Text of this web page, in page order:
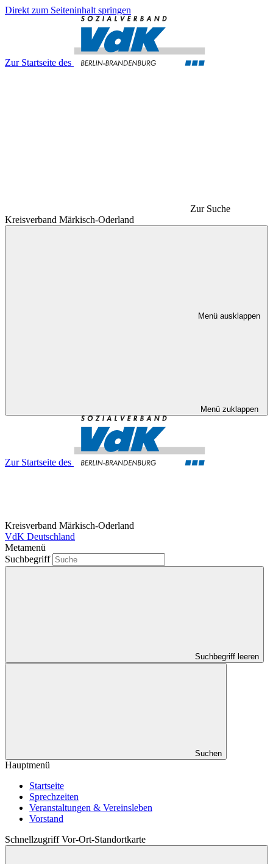
Direkt zum Seiteninhalt springen
Zur Startseite des
Zur Suche
Kreisverband Märkisch-Oderland
Menü ausklappen
Menü zuklappen
Zur Startseite des
Kreisverband Märkisch-Oderland
VdK Deutschland
Metamenü
Suchbegriff
Suchbegriff leeren
Suchen
Hauptmenü
Startseite
Sprechzeiten
Veranstaltungen & Vereinsleben
Vorstand
Schnellzugriff Vor-Ort-Standortkarte